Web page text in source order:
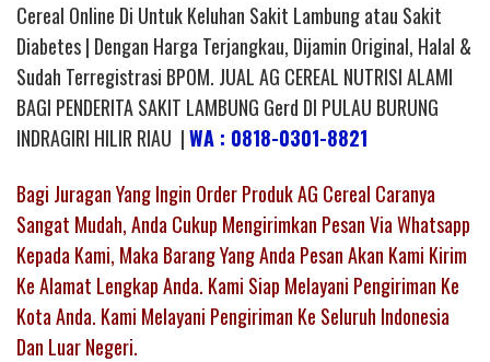
Cereal Online Di Untuk Keluhan Sakit Lambung atau Sakit
Diabetes | Dengan Harga Terjangkau, Dijamin Original, Halal &
Sudah Terregistrasi BPOM. JUAL AG CEREAL NUTRISI ALAMI
BAGI PENDERITA SAKIT LAMBUNG Gerd DI PULAU BURUNG
INDRAGIRI HILIR RIAU |WA : 0818-0301-8821
Bagi Juragan Yang Ingin Order Produk AG Cereal Caranya
Sangat Mudah, Anda Cukup Mengirimkan Pesan Via Whatsapp
Kepada Kami, Maka Barang Yang Anda Pesan Akan Kami Kirim
Ke Alamat Lengkap Anda. Kami Siap Melayani Pengiriman Ke
Kota Anda. Kami Melayani Pengiriman Ke Seluruh Indonesia
Dan Luar Negeri.